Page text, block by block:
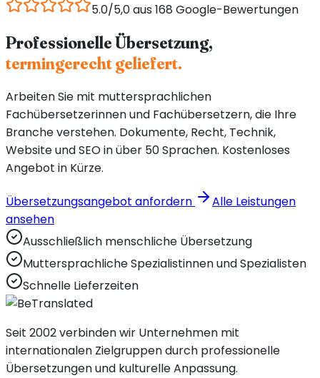
5.0/5,0 aus 168 Google-Bewertungen
Professionelle Übersetzung,
termingerecht geliefert.
Arbeiten Sie mit muttersprachlichen
Fachübersetzerinnen und Fachübersetzern, die Ihre
Branche verstehen. Dokumente, Recht, Technik,
Website und SEO in über 50 Sprachen. Kostenloses
Angebot in Kürze.
Übersetzungsangebot anfordern
Alle Leistungen
ansehen
Ausschließlich menschliche Übersetzung
Muttersprachliche Spezialistinnen und Spezialisten
Schnelle Lieferzeiten
Seit 2002 verbinden wir Unternehmen mit
internationalen Zielgruppen durch professionelle
Übersetzungen und kulturelle Anpassung.